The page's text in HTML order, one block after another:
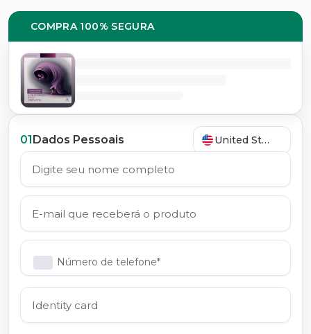
01Dados Pessoais United States
Número de telefone*
COMPRA 100% SEGURA